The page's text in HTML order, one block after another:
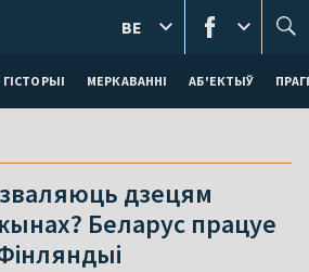
ГІСТОРЫІ МЕРКАВАННI АБ'ЕКТЫЎ
BE
дзецям
Беларус працуе